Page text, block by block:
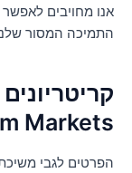
מחויבים לאפשר
המסור שלנו
לגבי משיכת